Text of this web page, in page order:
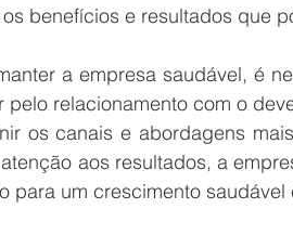
benefícios e resultados que
a empresa saudável, é
pelo relacionamento com o
os canais e abordagens
aos resultados, a
para um crescimento